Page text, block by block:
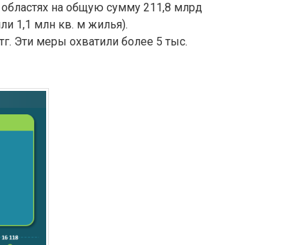
на общую сумму 211,8 млрд
1,1 млн кв. м жилья).
Эти меры охватили более 5 тыс.